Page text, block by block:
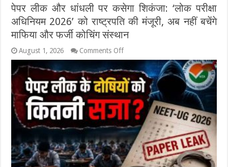
शुरू
की
जांच
!
पेपर लीक और धांधली पर कसेगा शिकंजा: ‘लोक परीक्षा
अधिनियम 2026’ को राष्ट्रपति की मंजूरी, अब नहीं बचेंगे
माफिया और फर्जी कोचिंग संस्थान
August 1, 2026 Comments Offon
पेपर
और
धांधली
पर
कसेगा
शिकंजा:
‘लोक
परीक्षा
अधिनियम
2026’
को
राष्ट्रपति